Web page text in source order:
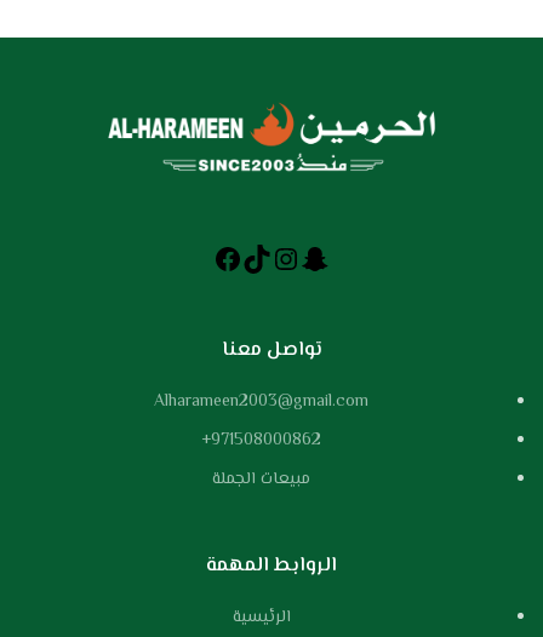
تواصل معنا
Alharameen2003@gmail.com
971508000862+
مبيعات الجملة
الروابط المهمة
الرئيسية